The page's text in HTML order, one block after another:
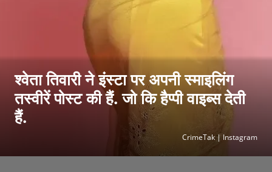
श्वेता तिवारी ने इंस्टा पर अपनी स्माइलिंग
तस्वीरें पोस्ट की हैं. जो कि हैप्पी वाइब्स देती
हैं.
CrimeTak | Instagram